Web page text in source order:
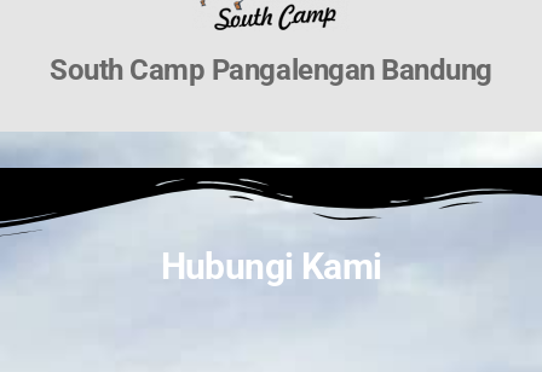
South Camp Pangalengan Bandung
Hubungi Kami